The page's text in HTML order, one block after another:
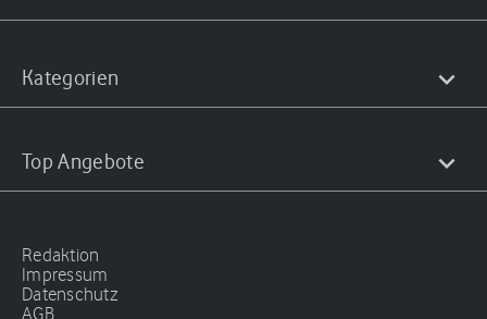
Kategorien
Top Angebote
Redaktion
Impressum
Datenschutz
AGB